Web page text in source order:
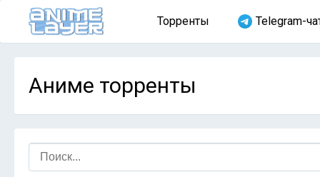
Торренты Telegram-
Аниме торренты